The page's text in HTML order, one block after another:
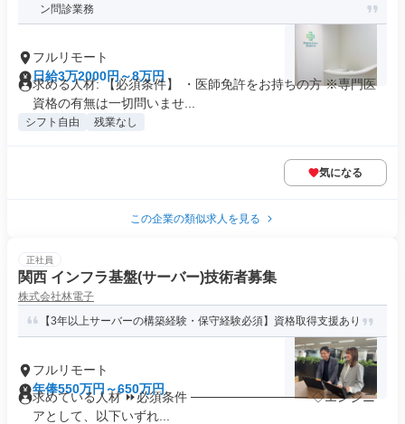
ン問診業務
フルリモート
日給3万2000円～8万円
求める人材: 【必須条件】 ・医師免許をお持ちの方 ※専門医
資格の有無は一切問いませ...
シフト自由 残業なし
気になる
この企業の類似求人を見る
正社員
関西 インフラ基盤(サーバー)技術者募集
株式会社林電子
【3年以上サーバーの構築経験・保守経験必須】資格取得支援あり
フルリモート
年俸550万円～650万円
求めている人材 ⏩必須条件 ───────────── ◇エンジニ
アとして、以下いずれ...